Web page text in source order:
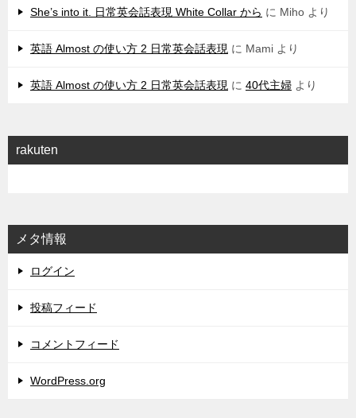
She’s into it. 日常英会話表現 White Collar から に Miho より
英語 Almost の使い方 2 日常英会話表現 に Mami より
英語 Almost の使い方 2 日常英会話表現 に 40代主婦 より
rakuten
メタ情報
ログイン
投稿フィード
コメントフィード
WordPress.org